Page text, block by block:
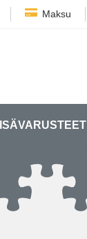
Maksu